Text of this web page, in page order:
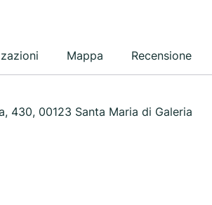
Mappa Recensione
430, 00123 Santa Maria di Galeria